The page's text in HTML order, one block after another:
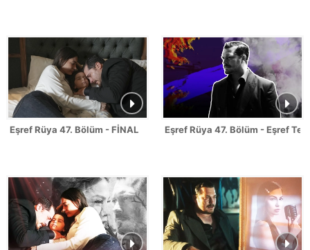
Eşref Rüya 47. Bölüm - FİNAL Eşref Rüya 47. Bölüm - Eşref